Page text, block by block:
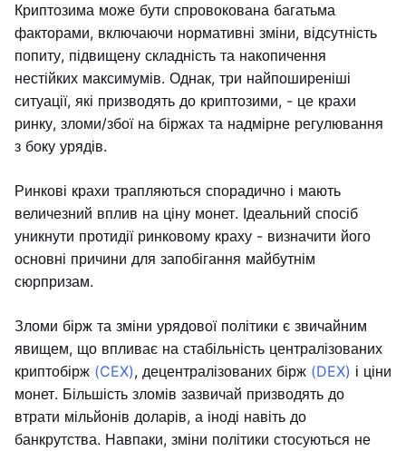
Криптозима може бути спровокована багатьма
факторами, включаючи нормативні зміни, відсутність
попиту, підвищену складність та накопичення
нестійких максимумів. Однак, три найпоширеніші
ситуації, які призводять до криптозими, - це крахи
ринку, зломи/збої на біржах та надмірне регулювання
з боку урядів.
Ринкові крахи трапляються спорадично і мають
величезний вплив на ціну монет. Ідеальний спосіб
уникнути протидії ринковому краху - визначити його
основні причини для запобігання майбутнім
сюрпризам.
Зломи бірж та зміни урядової політики є звичайним
явищем, що впливає на стабільність централізованих
криптобірж (CEX), децентралізованих бірж (DEX) і ціни
монет. Більшість зломів зазвичай призводять до
втрати мільйонів доларів, а іноді навіть до
банкрутства. Навпаки, зміни політики стосуються не